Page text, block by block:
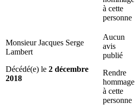
à cette
personne
Monsieur Jacques Serge
Lambert
Décédé(e) le 2 décembre
2018
Aucun
avis
publié
Rendre
hommage
à cette
personne